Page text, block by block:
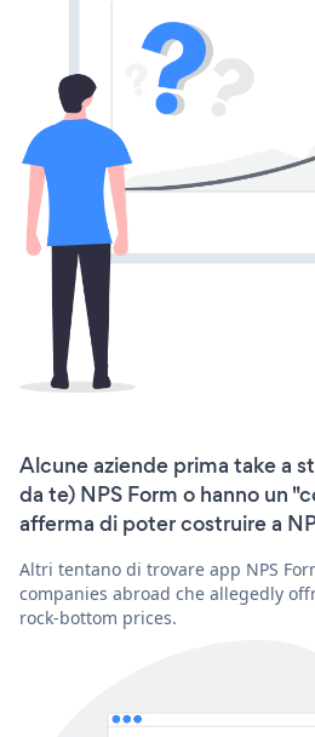
Alcune aziende prima take a
da te) NPS Form o hanno un
afferma di poter costruire a
Altri tentano di trovare app NPS
companies abroad che allegedly
rock-bottom prices.